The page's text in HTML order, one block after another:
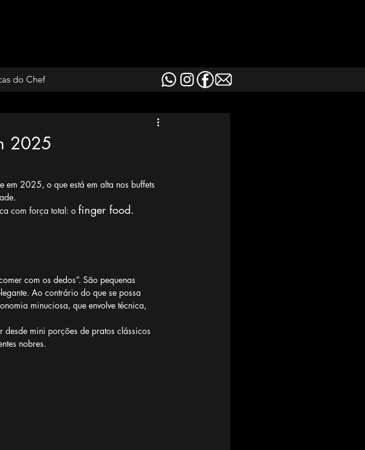
do Chef
2025
2025, o que está em alta nos buffets
com força total: o finger food.
com os dedos”. São pequenas
Ao contrário do que se possa
minuciosa, que envolve técnica,
desde mini porções de pratos clássicos
nobres.